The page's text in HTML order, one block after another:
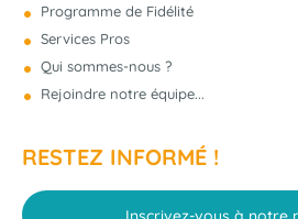
Programme de Fidélité
Services Pros
Qui sommes-nous ?
Rejoindre notre équipe...
RESTEZ INFORMÉ !